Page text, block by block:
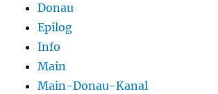
Donau
Epilog
Info
Main
Main-Donau-Kanal